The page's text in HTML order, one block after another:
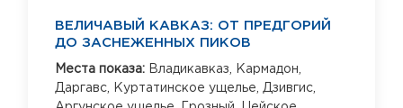
ВЕЛИЧАВЫЙ КАВКАЗ: ОТ ПРЕДГОРИЙ
ДО ЗАСНЕЖЕННЫХ ПИКОВ
Места показа: Владикавказ,
Кармадон,
Даргавс,
Куртатинское ущелье, Дзивгис,